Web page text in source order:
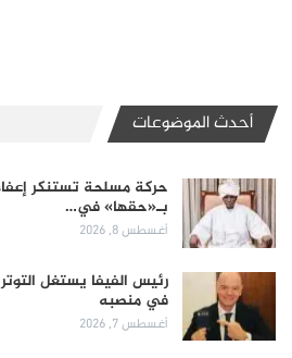
أحدث الموضوعات
حركة مسلحة تستنكر
بـ«حقها» في…
أغسطس 8, 2026
رئيس الفيفا يستغل
في منصبه
أغسطس 7, 2026